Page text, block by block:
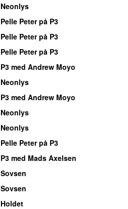
Neonlys
Pelle Peter på P3
Pelle Peter på P3
Pelle Peter på P3
P3 med Andrew Moyo
Neonlys
P3 med Andrew Moyo
Neonlys
Neonlys
Pelle Peter på P3
P3 med Mads Axelsen
Sovsen
Sovsen
Holdet